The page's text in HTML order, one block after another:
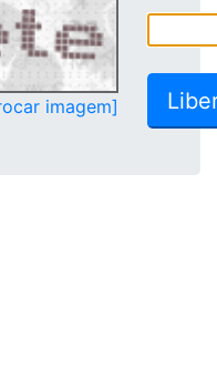
imagem]